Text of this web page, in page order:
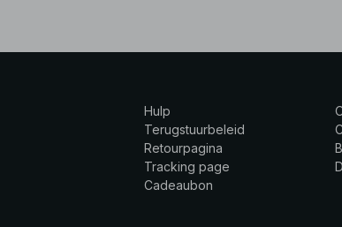
Hulp
Terugstuurbeleid
Retourpagina
Tracking page
Cadeaubon